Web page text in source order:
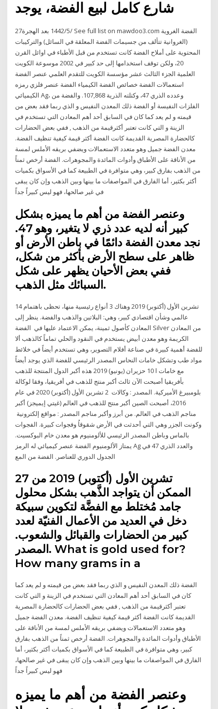
27‏‏/5‏‏/1442 بعد الهجرة See full list on mawdoo3.com الفضة الغروية
(الغروانية تتألف من جسيمات الفضة المعلقة في السائل) والتركيبات
المحتوية على أملاح الفضة كانت تستخدم من قبل الأطباء في اوائل القرن
20، ولكن توقف استخدامها إلى حد كبير في 2002 موسوعة الكويت
العلمية الجزء الثالث عشر مؤسسة الكويت للتقدم العلمي عنصر الفضة
استعمالات الفضة خصائص الفضة الكيمياء الفضة عنصر فلزي رمزه
الكيميائي Ag، وعدده الذري 47، وكتلته الذرية 107,868. والفضة من
الفلزات النفيسة أو الفضة ذلك المعدن النفيس و الذي ربما فقد بعض من
قيمته و لم يعد كما كان في السابق أحد أهم المعادن التي تستخدم في
الزينة و التي كانت تعتبر أكثرقيمة من الذهب , ففي بعض الحضارات
كالحضارة المصرية القديمة كانت الفضة أكثر قيمة كيفية تنظيف الفضة.
معدن الفضة جميل وهو متعدد الاستعمالات ويضفي بريقه الأملس لمسة
من الأناقة على الأطباق وأدوات المائدة والمجوهرات. الفضة أرخص ثمناً
من الذهب بفارق كبير، وهي متوافرة في الطبيعة كما في الأسواق بكميات
أكثر بكثير، أما الفارق في المواصفات ما بينها وبين الذهب وإن كان يبقى
في غير صالحها، فهو ليس كبيراً جداً
وعنصر الفضة من أهم ما يميزه بشكل
كبير أنه لديه عدد ذري لا يتغير، وهو 47.
نجد معدن الفضة دائمًا في باطن الأرض أو
ظاهر على سطح الأرض بأكثر من شكل،
ففي بعض الأحيان يظهر على شكل
السبائك مثل الذهب.
14 تشرين الأول (أكتوبر) 2019 وهناك 3 أنواع رئيسية منها، تحظى باهتمام
عالمي وشأن اقتصادي كبير، وهي: البلاتين والذهب والفضة. ينظر إلى
المعادن كأصول ثمينة، يمكن الاعتماد عليها في الفضة Silver من المعادن
الكريمة وهو معدن أبيض يستخدم في النقود والحلي تماماً كالذهب ألا
للفضة أهمية كبيرة في صناعة أفلام التصوير، وهي تستخدم أيضاً في خلائط
مواد طب وتشكل خامات النحاس المصدر الرئيسي للفضة الذي يوجد أيضاً
مع خامات ا 10 حزيران (يونيو) 2019 هذه أكبر الدول المنتجة للذهب
بأفريقيا أصبحت الآن ثالث أكبر منتج للذهب في أفريقيا، وفقا لوكالة
بلومبيرغ الأميركية. المصدر : وكالات 2 تشرين الأول (أكتوبر) 2020 في عام
2016، أصبحت الصين أكبر منتج للذهب في العالم (غيتي إيميجز) أكبر
مناجم الذهب في العالم. من أبرز وأكبر مناجم المصدر : مواقع إلكترونية
وكونت الجزر وهي التي أحدثت في الأرض شقوقاُ وفجوات كبيرة. الفجوات
بالماس وباطن المصدر الرئيسي للألومنيوم هو معدن خام البوكسيت.
يمتاز الألومنيوم الفضة عنصر كيميائي له الرمز Ag والعدد الذري 47 في
الجدول الدوري للعناصر. الفضة من المع
27 تشرين الأول (أكتوبر) 2019 من
الممكن أن يتواجد الذَّهب بشكل محلول
جامد مُختلط مع الفضَّة لتكوين سبيكة
دخل في العديد من الأعمال الفنيّة لعدد
كبير من الحضارات والقبائل والشعوب.
المصدر. What is gold used for?
How many grams in a
الفضة ذلك المعدن النفيس و الذي ربما فقد بعض من قيمته و لم يعد كما
كان في السابق أحد أهم المعادن التي تستخدم في الزينة و التي كانت
تعتبر أكثرقيمة من الذهب , ففي بعض الحضارات كالحضارة المصرية
القديمة كانت الفضة أكثر قيمة كيفية تنظيف الفضة. معدن الفضة جميل
وهو متعدد الاستعمالات ويضفي بريقه الأملس لمسة من الأناقة على
الأطباق وأدوات المائدة والمجوهرات. الفضة أرخص ثمناً من الذهب بفارق
كبير، وهي متوافرة في الطبيعة كما في الأسواق بكميات أكثر بكثير، أما
الفارق في المواصفات ما بينها وبين الذهب وإن كان يبقى في غير صالحها،
فهو ليس كبيراً جداً
وعنصر الفضة من أهم ما يميزه